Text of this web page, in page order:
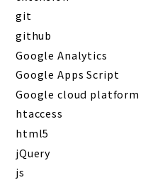
git
github
Google Analytics
Google Apps Script
Google cloud platform
htaccess
html5
jQuery
js